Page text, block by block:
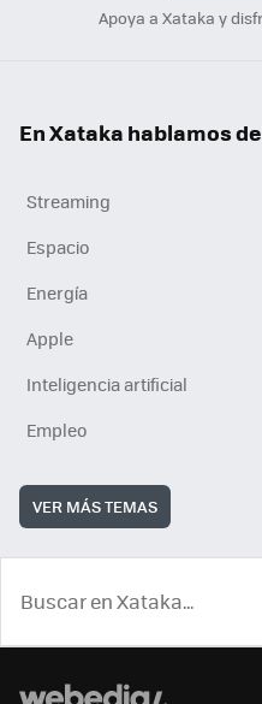
Apoya a Xataka y
En Xataka hablamos
Streaming
Espacio
Energía
Apple
Inteligencia artificial
Empleo
VER MÁS TEMAS